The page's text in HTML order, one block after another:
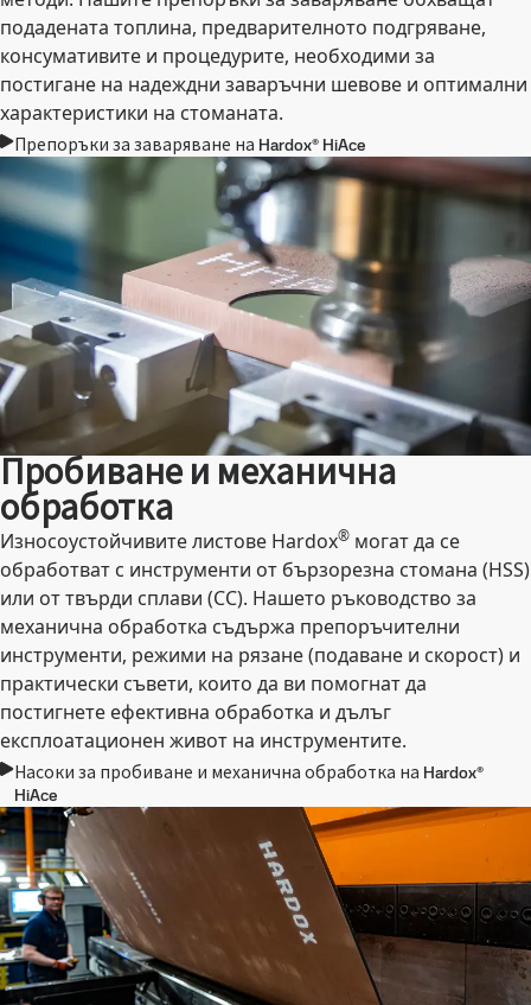
подадената топлина, предварителното подгряване,
консумативите и процедурите, необходими за
постигане на надеждни заваръчни шевове и оптимални
характеристики на стоманата.
Препоръки за заваряване на Hardox® HiAce
Пробиване и механична
обработка
Износоустойчивите листове Hardox® могат да се
обработват с инструменти от бързорезна стомана (HSS)
или от твърди сплави (CC). Нашето ръководство за
механична обработка съдържа препоръчителни
инструменти, режими на рязане (подаване и скорост) и
практически съвети, които да ви помогнат да
постигнете ефективна обработка и дълъг
експлоатационен живот на инструментите.
Насоки за пробиване и механична обработка на Hardox®
HiAce